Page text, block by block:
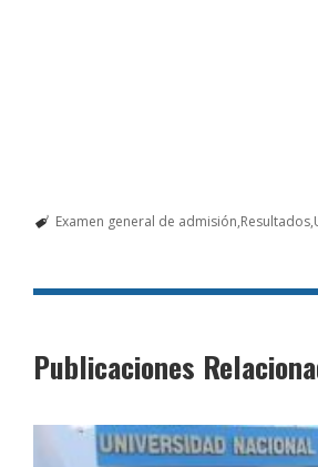
Examen general de admisión Resultados
Publicaciones